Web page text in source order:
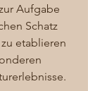
Aufgabe
Schatz
etablieren